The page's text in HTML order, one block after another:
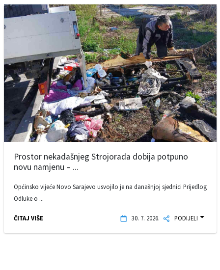
Prostor nekadašnjeg Strojorada dobija potpuno
novu namjenu – ...
Općinsko vijeće Novo Sarajevo usvojilo je na današnjoj sjednici Prijedlog
Odluke o ...
ČITAJ VIŠE 30. 7. 2026. PODIJELI